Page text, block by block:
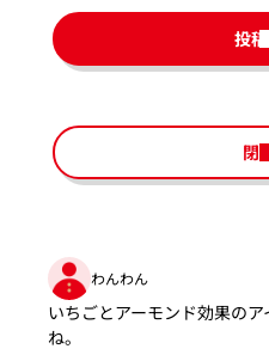
投
閉
わんわん
いちごとアーモンド効果の
ね。